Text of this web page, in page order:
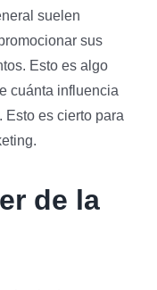
suelen
sus
Esto es algo
cuánta influencia
Esto es cierto para
de la